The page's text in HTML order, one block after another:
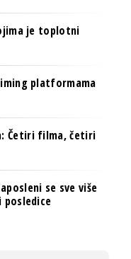
je toplotni
platformama
Četiri filma, četiri
se sve više